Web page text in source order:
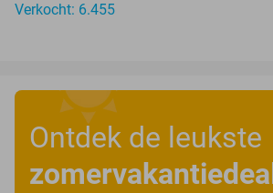
Verkocht: 6.455
Ontdek de leukste